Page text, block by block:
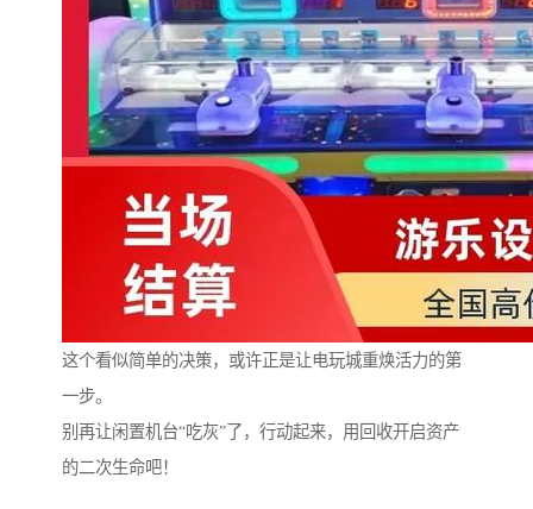
这个看似简单的决策，或许正是让电玩城重焕活力的第
一步。
别再让闲置机台“吃灰”了，行动起来，用回收开启资产
的二次生命吧！